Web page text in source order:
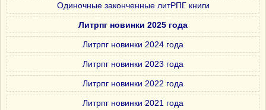
Одиночные законченные литРПГ книги
Литрпг новинки 2025 года
Литрпг новинки 2024 года
Литрпг новинки 2023 года
Литрпг новинки 2022 года
Литрпг новинки 2021 года